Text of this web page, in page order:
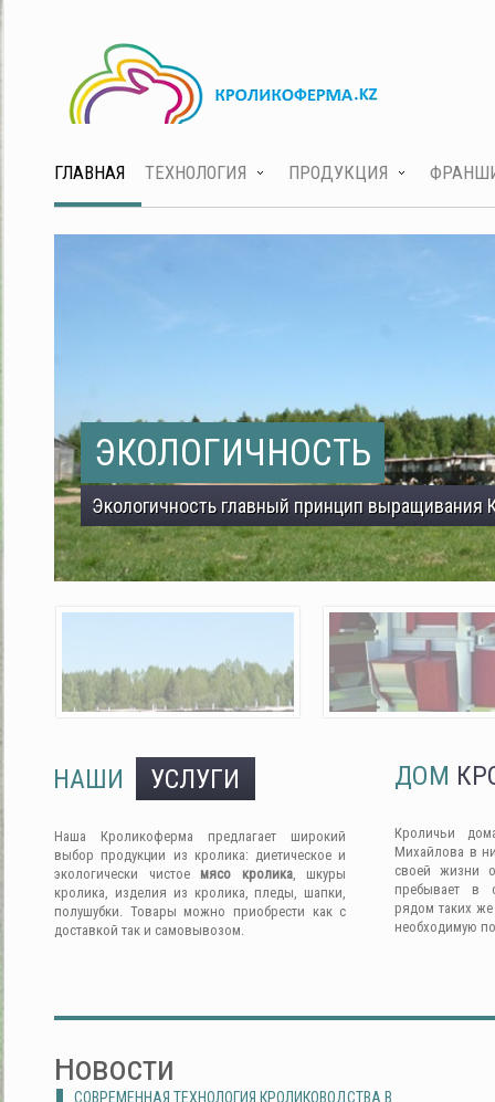
ГЛАВНАЯ ТЕХНОЛОГИЯ ПРОДУКЦИЯ
ЭКОЛОГИЧНОСТЬ
Экологичность главный принцип выращивания
НАШИ УСЛУГИ
Наша Кроликоферма предлагает широкий
выбор продукции из кролика: диетическое и
экологически чистое мясо кролика, шкуры
кролика, изделия из кролика, пледы, шапки,
полушубки. Товары можно приобрести как с
доставкой так и самовывозом.
ДОМ
Кроличьи
Михайлова в
своей жизни
пребывает в
рядом таких
необходимую
Новости
СОВРЕМЕННАЯ ТЕХНОЛОГИЯ КРОЛИКОВОДСТВА В